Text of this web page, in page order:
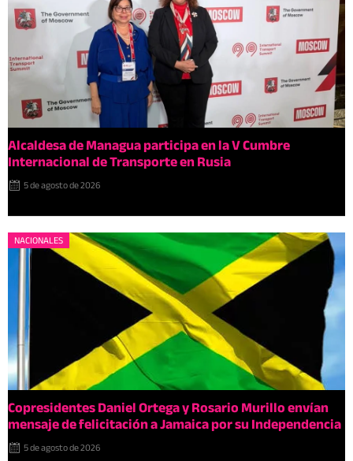
Alcaldesa de Managua participa en la V Cumbre
Internacional de Transporte en Rusia
5 de agosto de 2026
NACIONALES
Copresidentes Daniel Ortega y Rosario Murillo envían
mensaje de felicitación a Jamaica por su Independencia
5 de agosto de 2026